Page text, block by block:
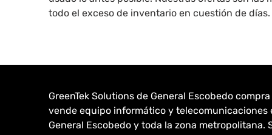
todo el exceso de inventario en cuestión de días.
GreenTek Solutions de General Escobedo
vende equipo informático y telecomunicaciones
General Escobedo y toda la zona metropolitana.